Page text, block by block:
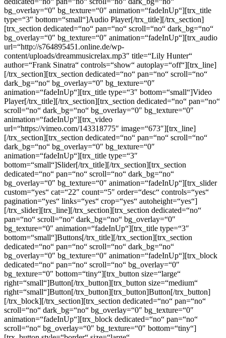
bg_overlay=“0″ bg_texture=“0″ animation=“fadeInUp“][trx_title
type=“3″ bottom=“small“]Audio Player[/trx_title][/trx_section]
[trx_section dedicated=“no“ pan=“no“ scroll=“no“ dark_bg=“no“
bg_overlay=“0″ bg_texture=“0″ animation=“fadeInUp“][trx_audio
url=“http://s764895451.online.de/wp-
content/uploads/dreammusicrelax.mp3″ title=“Lily Hunter“
author=“Frank Sinatra“ controls=“show“ autoplay=“off“][trx_line]
[/trx_section][trx_section dedicated=“no“ pan=“no“ scroll=“no“
dark_bg=“no“ bg_overlay=“0″ bg_texture=“0″
animation=“fadeInUp“][trx_title type=“3″ bottom=“small“]Video
Player[/trx_title][/trx_section][trx_section dedicated=“no“ pan=“no“
scroll=“no“ dark_bg=“no“ bg_overlay=“0″ bg_texture=“0″
animation=“fadeInUp“][trx_video
url=“https://vimeo.com/143318775″ image=“673″][trx_line]
[/trx_section][trx_section dedicated=“no“ pan=“no“ scroll=“no“
dark_bg=“no“ bg_overlay=“0″ bg_texture=“0″
animation=“fadeInUp“][trx_title type=“3″
bottom=“small“]Slider[/trx_title][/trx_section][trx_section
dedicated=“no“ pan=“no“ scroll=“no“ dark_bg=“no“
bg_overlay=“0″ bg_texture=“0″ animation=“fadeInUp“][trx_slider
custom=“yes“ cat=“22″ count=“5″ order=“desc“ controls=“yes“
pagination=“yes“ links=“yes“ crop=“yes“ autoheight=“yes“]
[/trx_slider][trx_line][/trx_section][trx_section dedicated=“no“
pan=“no“ scroll=“no“ dark_bg=“no“ bg_overlay=“0″
bg_texture=“0″ animation=“fadeInUp“][trx_title type=“3″
bottom=“small“]Buttons[/trx_title][/trx_section][trx_section
dedicated=“no“ pan=“no“ scroll=“no“ dark_bg=“no“
bg_overlay=“0″ bg_texture=“0″ animation=“fadeInUp“][trx_block
dedicated=“no“ pan=“no“ scroll=“no“ bg_overlay=“0″
bg_texture=“0″ bottom=“tiny“][trx_button size=“large“
right=“small“]Button[/trx_button][trx_button size=“medium“
right=“small“]Button[/trx_button][trx_button]Button[/trx_button]
[/trx_block][/trx_section][trx_section dedicated=“no“ pan=“no“
scroll=“no“ dark_bg=“no“ bg_overlay=“0″ bg_texture=“0″
animation=“fadeInUp“][trx_block dedicated=“no“ pan=“no“
scroll=“no“ bg_overlay=“0″ bg_texture=“0″ bottom=“tiny“]